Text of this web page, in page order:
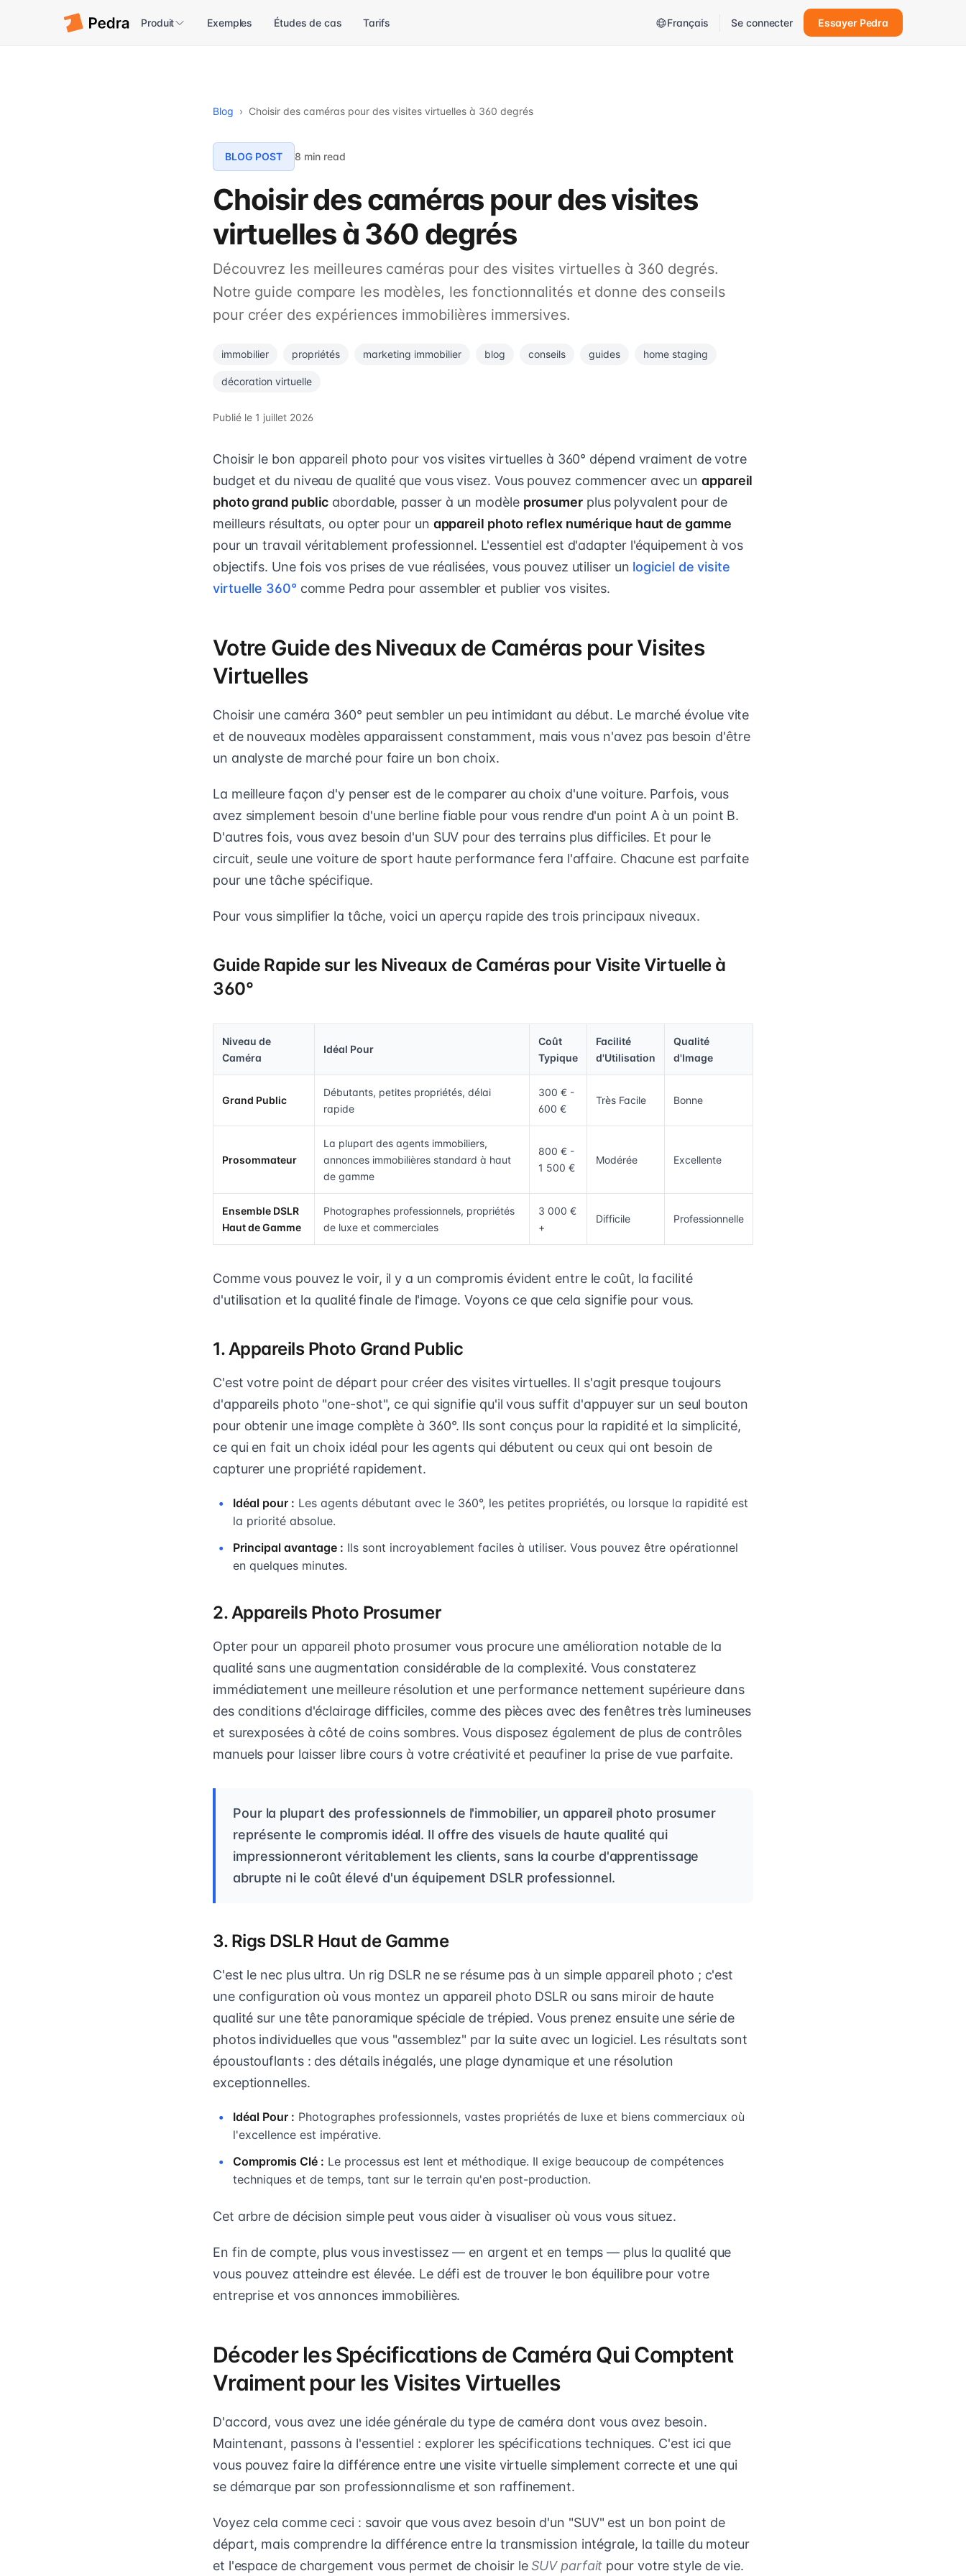
Produit Exemples Études de cas Tarifs Français Se connecter Essayer Pedra
Blog › Choisir des caméras pour des visites virtuelles à 360 degrés
BLOG POST 8 min read
Choisir des caméras pour des visites
virtuelles à 360 degrés
Découvrez les meilleures caméras pour des visites virtuelles à 360 degrés.
Notre guide compare les modèles, les fonctionnalités et donne des conseils
pour créer des expériences immobilières immersives.
immobilier propriétés marketing immobilier blog conseils guides home staging
décoration virtuelle
Publié le 1 juillet 2026
Choisir le bon appareil photo pour vos visites virtuelles à 360° dépend vraiment de votre
budget et du niveau de qualité que vous visez. Vous pouvez commencer avec unappareil
photo grand public abordable, passer à un modèle prosumerplus polyvalent pour de
meilleurs résultats, ou opter pour un appareil photo reflex numérique haut de gamme
pour un travail véritablement professionnel. L'essentiel est d'adapter l'équipement à vos
objectifs. Une fois vos prises de vue réalisées, vous pouvez utiliser un logiciel de visite
virtuelle 360° comme Pedra pour assembler et publier vos visites.
Votre Guide des Niveaux de Caméras pour Visites
Virtuelles
Choisir une caméra 360° peut sembler un peu intimidant au début. Le marché évolue vite
et de nouveaux modèles apparaissent constamment, mais vous n'avez pas besoin d'être
un analyste de marché pour faire un bon choix.
La meilleure façon d'y penser est de le comparer au choix d'une voiture. Parfois, vous
avez simplement besoin d'une berline fiable pour vous rendre d'un point A à un point B.
D'autres fois, vous avez besoin d'un SUV pour des terrains plus difficiles. Et pour le
circuit, seule une voiture de sport haute performance fera l'affaire. Chacune est parfaite
pour une tâche spécifique.
Pour vous simplifier la tâche, voici un aperçu rapide des trois principaux niveaux.
Guide Rapide sur les Niveaux de Caméras pour Visite Virtuelle à
360°
Niveau de
Caméra
Idéal Pour
Coût
Typique
Facilité
d'Utilisation
Qualité
d'Image
Grand Public
Débutants, petites propriétés, délai
rapide
300 € -
600 €
Très Facile Bonne
Prosommateur
La plupart des agents immobiliers,
annonces immobilières standard à haut
de gamme
800 € -
1 500 €
Modérée Excellente
Ensemble DSLR
Haut de Gamme
Photographes professionnels, propriétés
de luxe et commerciales
3 000 €
+
Difficile Professionnelle
Comme vous pouvez le voir, il y a un compromis évident entre le coût, la facilité
d'utilisation et la qualité finale de l'image. Voyons ce que cela signifie pour vous.
1. Appareils Photo Grand Public
C'est votre point de départ pour créer des visites virtuelles. Il s'agit presque toujours
d'appareils photo "one-shot", ce qui signifie qu'il vous suffit d'appuyer sur un seul bouton
pour obtenir une image complète à 360°. Ils sont conçus pour la rapidité et la simplicité,
ce qui en fait un choix idéal pour les agents qui débutent ou ceux qui ont besoin de
capturer une propriété rapidement.
Idéal pour : Les agents débutant avec le 360°, les petites propriétés, ou lorsque la rapidité est
la priorité absolue.
Principal avantage : Ils sont incroyablement faciles à utiliser. Vous pouvez être opérationnel
en quelques minutes.
2. Appareils Photo Prosumer
Opter pour un appareil photo prosumer vous procure une amélioration notable de la
qualité sans une augmentation considérable de la complexité. Vous constaterez
immédiatement une meilleure résolution et une performance nettement supérieure dans
des conditions d'éclairage difficiles, comme des pièces avec des fenêtres très lumineuses
et surexposées à côté de coins sombres. Vous disposez également de plus de contrôles
manuels pour laisser libre cours à votre créativité et peaufiner la prise de vue parfaite.
Pour la plupart des professionnels de l'immobilier, un appareil photo prosumer
représente le compromis idéal. Il offre des visuels de haute qualité qui
impressionneront véritablement les clients, sans la courbe d'apprentissage
abrupte ni le coût élevé d'un équipement DSLR professionnel.
3. Rigs DSLR Haut de Gamme
C'est le nec plus ultra. Un rig DSLR ne se résume pas à un simple appareil photo ; c'est
une configuration où vous montez un appareil photo DSLR ou sans miroir de haute
qualité sur une tête panoramique spéciale de trépied. Vous prenez ensuite une série de
photos individuelles que vous "assemblez" par la suite avec un logiciel. Les résultats sont
époustouflants : des détails inégalés, une plage dynamique et une résolution
exceptionnelles.
Idéal Pour : Photographes professionnels, vastes propriétés de luxe et biens commerciaux où
l'excellence est impérative.
Compromis Clé : Le processus est lent et méthodique. Il exige beaucoup de compétences
techniques et de temps, tant sur le terrain qu'en post-production.
Cet arbre de décision simple peut vous aider à visualiser où vous vous situez.
En fin de compte, plus vous investissez — en argent et en temps — plus la qualité que
vous pouvez atteindre est élevée. Le défi est de trouver le bon équilibre pour votre
entreprise et vos annonces immobilières.
Décoder les Spécifications de Caméra Qui Comptent
Vraiment pour les Visites Virtuelles
D'accord, vous avez une idée générale du type de caméra dont vous avez besoin.
Maintenant, passons à l'essentiel : explorer les spécifications techniques. C'est ici que
vous pouvez faire la différence entre une visite virtuelle simplement correcte et une qui
se démarque par son professionnalisme et son raffinement.
Voyez cela comme ceci : savoir que vous avez besoin d'un "SUV" est un bon point de
départ, mais comprendre la différence entre la transmission intégrale, la taille du moteur
et l'espace de chargement vous permet de choisir le SUV parfait pour votre style de vie.